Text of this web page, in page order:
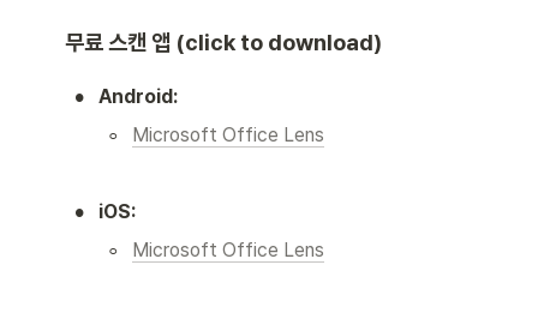
무료 스캔 앱 (click to download)
• Android:
◦ Microsoft Office Lens
• iOS:
◦ Microsoft Office Lens